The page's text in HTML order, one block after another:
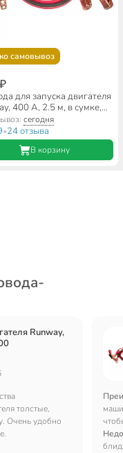
самовывоз
для запуска двигателя
400 А, 2.5 м, в сумке,
сегодня
•24 отзыва
В корзину
Runway,
толстые,
Очень удобно